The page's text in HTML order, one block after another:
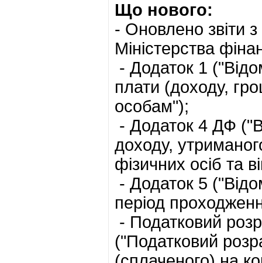
Що нового:
- Оновлено звіти
Міністерства
- Додаток 1
плати (доходу,
особам");
- Додаток 4 ДФ
доходу,
фізичних осіб та
- Додаток 5
період
- Податковий
("Податковий